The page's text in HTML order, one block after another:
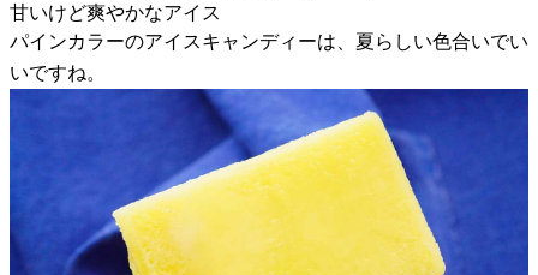
甘いけど爽やかなアイス
パインカラーのアイスキャンディーは、夏らしい色合いでい
いですね。